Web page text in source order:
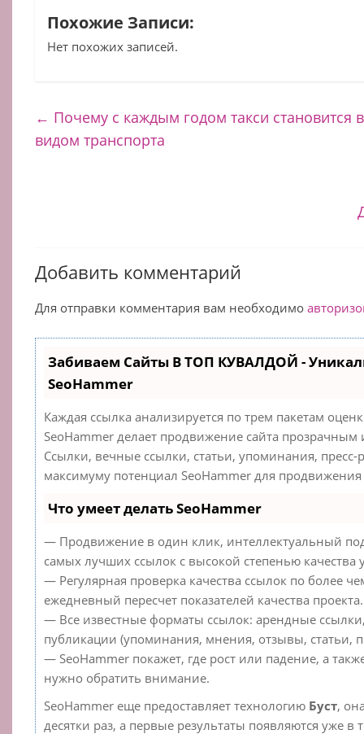
Похожие Записи:
Нет похожих записей.
← Почему с каждым годом такси становится
видом транспорта
Добавить комментарий
Для отправки комментария вам необходимо
Забиваем Сайты В ТОП КУВАЛДОЙ -
SeoHammer
Каждая ссылка анализируется по трем пакетам
SeoHammer делает продвижение сайта
Ссылки, вечные ссылки, статьи, упоминания, пресс-
максимуму потенциал SeoHammer для продвижения
Что умеет делать SeoHammer
— Продвижение в один клик, интеллектуальный
самых лучших ссылок с высокой степенью
— Регулярная проверка качества ссылок по более
ежедневный пересчет показателей качества проекта.
— Все известные форматы ссылок: арендные
публикации (упоминания, мнения, отзывы, статьи,
— SeoHammer покажет, где рост или падение, а
нужно обратить внимание.
SeoHammer еще предоставляет технологию Буст,
десятки раз, а первые результаты появляются уже